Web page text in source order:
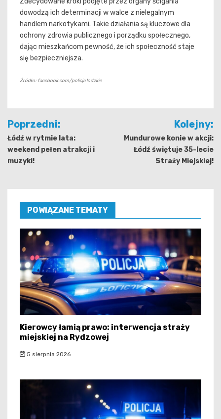
dowodzą ich determinacji w walce z nielegalnym
handlem narkotykami. Takie działania są kluczowe dla
ochrony zdrowia publicznego i porządku społecznego,
dając mieszkańcom pewność, że ich społeczność staje
się bezpieczniejsza.
Źródło: facebook.com/policja.lodzkie
Nawigacja
wpisu
Poprzedni:
Łódź w rytmie lata:
weekend pełen atrakcji i
muzyki!
Kolejny:
Mundurowe konie w akcji:
Łódź świętuje 35-lecie
Straży Miejskiej!
POWIĄZANE TEMATY
Kierowcy łamią prawo: interwencja straży
miejskiej na Rydzowej
5 sierpnia 2026